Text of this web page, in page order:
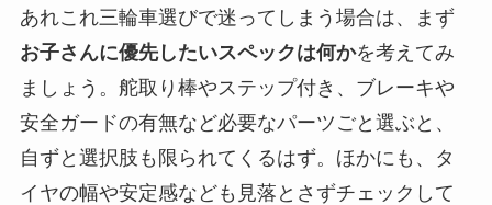
あれこれ三輪車選びで迷ってしまう場合は、まず
お子さんに優先したいスペックは何かを考えてみ
ましょう。舵取り棒やステップ付き、ブレーキや
安全ガードの有無など必要なパーツごと選ぶと、
自ずと選択肢も限られてくるはず。ほかにも、タ
イヤの幅や安定感なども見落とさずチェックして